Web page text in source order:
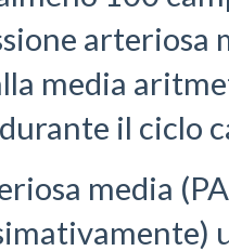
arteriosa
media
il ciclo
media